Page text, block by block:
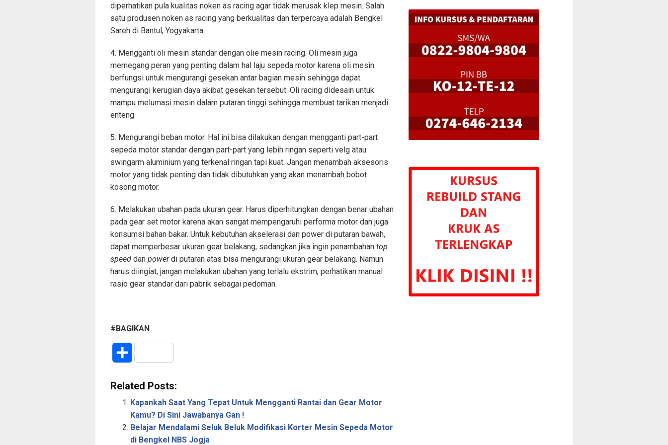
diperhatikan pula kualitas noken as racing agar tidak merusak klep mesin. Salah
satu produsen noken as racing yang berkualitas dan terpercaya adalah Bengkel
Sareh di Bantul, Yogyakarta.
4. Mengganti oli mesin standar dengan olie mesin racing. Oli mesin juga
memegang peran yang penting dalam hal laju sepeda motor karena oli mesin
berfungsi untuk mengurangi gesekan antar bagian mesin sehingga dapat
mengurangi kerugian daya akibat gesekan tersebut. Oli racing didesain untuk
mampu melumasi mesin dalam putaran tinggi sehingga membuat tarikan menjadi
enteng.
5. Mengurangi beban motor. Hal ini bisa dilakukan dengan mengganti part-part
sepeda motor standar dengan part-part yang lebih ringan seperti velg atau
swingarm aluminium yang terkenal ringan tapi kuat. Jangan menambah aksesoris
motor yang tidak penting dan tidak dibutuhkan yang akan menambah bobot
kosong motor.
6. Melakukan ubahan pada ukuran gear. Harus diperhitungkan dengan benar ubahan
pada gear set motor karena akan sangat mempengaruhi performa motor dan juga
konsumsi bahan bakar. Untuk kebutuhan akselerasi dan power di putaran bawah,
dapat memperbesar ukuran gear belakang, sedangkan jika ingin penambahan top
speed dan powerdi putaran atas bisa mengurangi ukuran gear belakang. Namun
harus diingiat, jangan melakukan ubahan yang terlalu ekstrim, perhatikan manual
rasio gear standar dari pabrik sebagai pedoman.
#BAGIKAN
S
a
r
e
Related Posts:
Kapankah Saat Yang Tepat Untuk Mengganti Rantai dan Gear Motor
Kamu? Di Sini Jawabanya Gan !
Belajar Mendalami Seluk Beluk Modifikasi Korter Mesin Sepeda Motor
di Bengkel NBS Jogja